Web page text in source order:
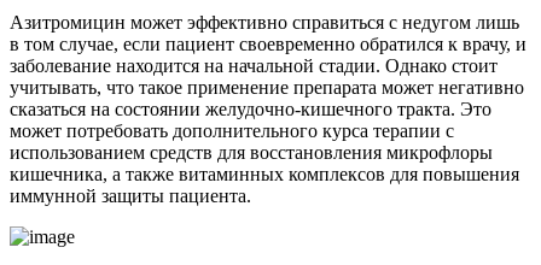
Азитромицин может эффективно справиться с недугом лишь
в том случае, если пациент своевременно обратился к врачу, и
заболевание находится на начальной стадии. Однако стоит
учитывать, что такое применение препарата может негативно
сказаться на состоянии желудочно-кишечного тракта. Это
может потребовать дополнительного курса терапии с
использованием средств для восстановления микрофлоры
кишечника, а также витаминных комплексов для повышения
иммунной защиты пациента.